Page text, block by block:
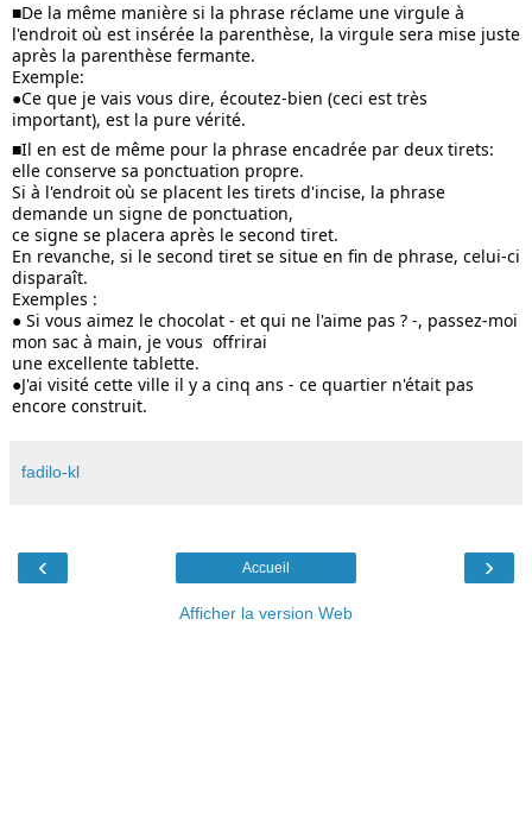
■De la même manière si la phrase réclame une virgule à
l'endroit où est insérée la parenthèse, la virgule sera mise juste
après la parenthèse fermante.
Exemple:
●Ce que je vais vous dire, écoutez-bien (ceci est très
important), est la pure vérité.
■Il en est de même pour la phrase encadrée par deux tirets:
elle conserve sa ponctuation propre.
Si à l'endroit où se placent les tirets d'incise, la phrase
demande un signe de ponctuation,
ce signe se placera après le second tiret.
En revanche, si le second tiret se situe en fin de phrase, celui-ci
disparaît.
Exemples :
● Si vous aimez le chocolat - et qui ne l'aime pas ? -, passez-moi
mon sac à main, je vous  offrirai
une excellente tablette.
●J'ai visité cette ville il y a cinq ans - ce quartier n'était pas
encore construit.
fadilo-kl
‹ ›
Accueil
Afficher la version Web